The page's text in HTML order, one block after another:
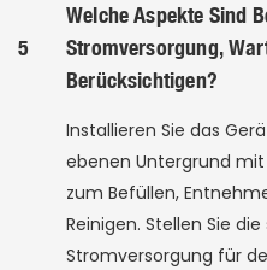
5
Welche Aspekte Sind
Stromversorgung,
Berücksichtigen?
Installieren Sie das
ebenen Untergrund
zum Befüllen,
Reinigen. Stellen Sie
Stromversorgung für